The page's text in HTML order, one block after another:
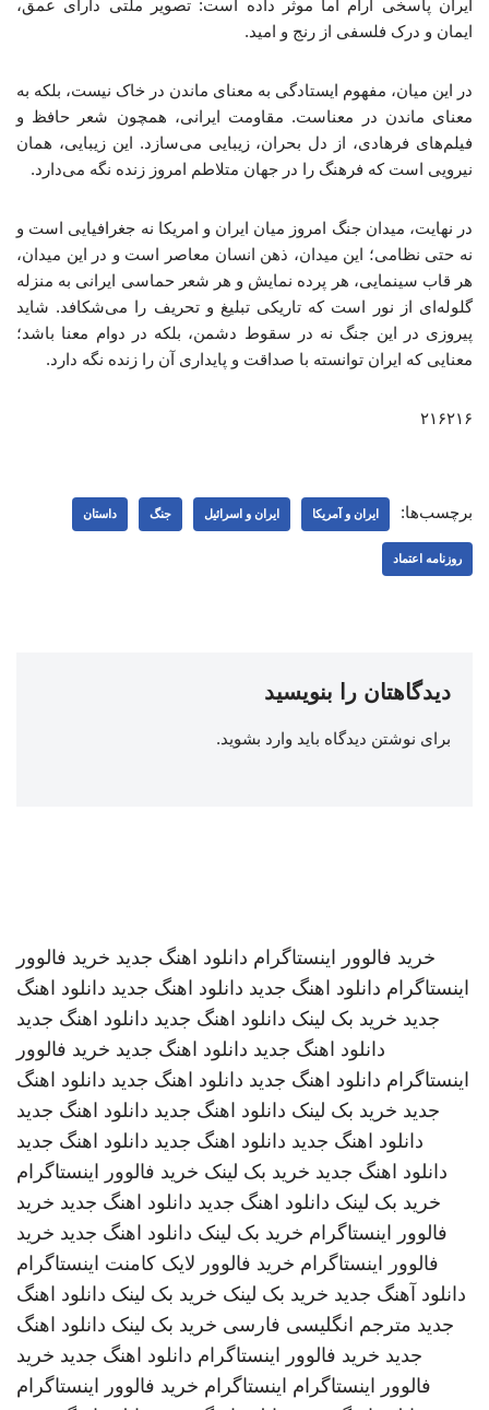
ایران پاسخی آرام اما موثر داده است: تصویر ملتی دارای عمق،
ایمان و درک فلسفی از رنج و امید.
در این میان، مفهوم ایستادگی به معنای ماندن در خاک نیست، بلکه به
معنای ماندن در معناست. مقاومت ایرانی، همچون شعر حافظ و
فیلم‌های فرهادی، از دل بحران، زیبایی می‌سازد. این زیبایی، همان
نیرویی است که فرهنگ را در جهان متلاطم امروز زنده نگه می‌دارد.
در نهایت، میدان جنگ امروز میان ایران و امریکا نه جغرافیایی است و
نه حتی نظامی؛ این میدان، ذهن انسان معاصر است و در این میدان،
هر قاب سینمایی، هر پرده نمایش و هر شعر حماسی ایرانی به منزله
گلوله‌ای از نور است که تاریکی تبلیغ و تحریف را می‌شکافد. شاید
پیروزی در این جنگ نه در سقوط دشمن، بلکه در دوام معنا باشد؛
معنایی که ایران توانسته با صداقت و پایداری آن را زنده نگه دارد.
۲۱۶۲۱۶
برچسب‌ها: ایران و آمریکا ایران و اسرائیل جنگ داستان
روزنامه اعتماد
دیدگاهتان را بنویسید
برای نوشتن دیدگاه باید وارد بشوید.
خرید فالوور اینستاگرام دانلود اهنگ جدید خرید فالوور
اینستاگرام دانلود اهنگ جدید دانلود اهنگ جدید دانلود اهنگ
جدید خرید بک لینک دانلود اهنگ جدید دانلود اهنگ جدید
دانلود اهنگ جدید دانلود اهنگ جدید خرید فالوور
اینستاگرام دانلود اهنگ جدید دانلود اهنگ جدید دانلود اهنگ
جدید خرید بک لینک دانلود اهنگ جدید دانلود اهنگ جدید
دانلود اهنگ جدید دانلود اهنگ جدید دانلود اهنگ جدید
دانلود اهنگ جدید خرید بک لینک خرید فالوور اینستاگرام
خرید بک لینک دانلود اهنگ جدید دانلود اهنگ جدید خرید
فالوور اینستاگرام خرید بک لینک دانلود اهنگ جدید خرید
فالوور اینستاگرام خرید فالوور لایک کامنت اینستاگرام
دانلود آهنگ جدید خرید بک لینک خرید بک لینک دانلود اهنگ
جدید مترجم انگلیسی فارسی خرید بک لینک دانلود اهنگ
جدید خرید فالوور اینستاگرام دانلود اهنگ جدید خرید
فالوور اینستاگرام اینستاگرام خرید فالوور اینستاگرام